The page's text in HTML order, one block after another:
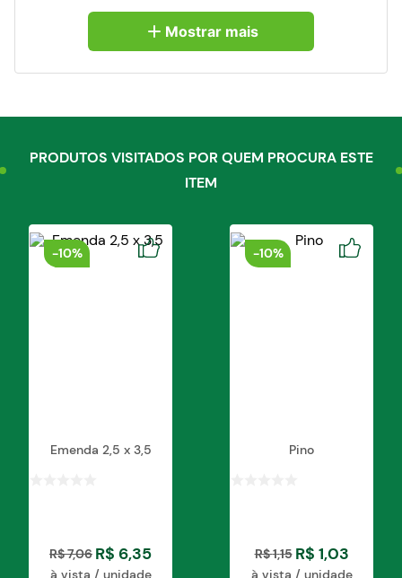
manutenções, possibilitando uma economia
maior, afinal, os retentores custam menos que os
reparos. Por conta disso, é importante manter
eficiente.
Mostrar mais
PRODUTOS VISITADOS POR QUEM PROCURA ESTE
ITEM
-10%
Emenda 2,5 x 3,5
R$7,06 R$ 6,35
à vista / unidade
-10%
Pino
R$1,15 R$ 1,03
à vista / unidade